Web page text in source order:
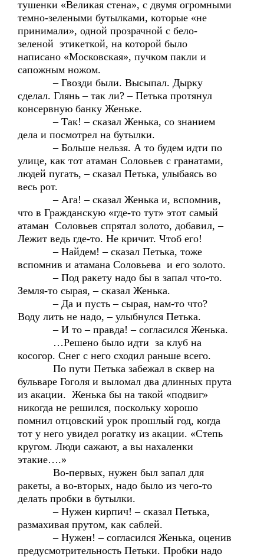
тушенки «Великая стена», с двумя огромными
темно-зелеными бутылками, которые «не
принимали», одной прозрачной с бело-
зеленой этикеткой, на которой было
написано «Московская», пучком пакли и
сапожным ножом.
– Гвозди были. Высыпал. Дырку
сделал. Глянь – так ли? – Петька протянул
консервную банку Женьке.
– Так! – сказал Женька, со знанием
дела и посмотрел на бутылки.
– Больше нельзя. А то будем идти по
улице, как тот атаман Соловьев с гранатами,
людей пугать, – сказал Петька, улыбаясь во
весь рот.
– Ага! – сказал Женька и, вспомнив,
что в Гражданскую «где-то тут» этот самый
атаман Соловьев спрятал золото, добавил, –
Лежит ведь где-то. Не кричит. Чтоб его!
– Найдем! – сказал Петька, тоже
вспомнив и атамана Соловьева и его золото.
– Под ракету надо бы в запал что-то.
Земля-то сырая, – сказал Женька.
– Да и пусть – сырая, нам-то что?
Воду лить не надо, – улыбнулся Петька.
– И то – правда! – согласился Женька.
…Решено было идти за клуб на
косогор. Снег с него сходил раньше всего.
По пути Петька забежал в сквер на
бульваре Гоголя и выломал два длинных прута
из акации. Женька бы на такой «подвиг»
никогда не решился, поскольку хорошо
помнил отцовский урок прошлый год, когда
тот у него увидел рогатку из акации. «Степь
кругом. Люди сажают, а вы нахаленки
этакие….»
Во-первых, нужен был запал для
ракеты, а во-вторых, надо было из чего-то
делать пробки в бутылки.
– Нужен кирпич! – сказал Петька,
размахивая прутом, как саблей.
– Нужен! – согласился Женька, оценив
предусмотрительность Петьки. Пробки надо